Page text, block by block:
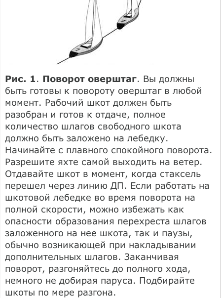
Рис. 1. Поворот оверштаг. Вы должны
быть готовы к повороту оверштаг в любой
момент. Рабочий шкот должен быть
разобран и готов к отдаче, полное
количество шлагов свободного шкота
должно быть заложено на лебедку.
Начинайте с плавного спокойного поворота.
Разрешите яхте самой выходить на ветер.
Отдавайте шкот в момент, когда стаксель
перешел через линию ДП. Если работать на
шкотовой лебедке во время поворота на
полной скорости, можно избежать как
опасности образования перехреста шлагов
заложенного на нее шкота, так и паузы,
обычно возникающей при накладывании
дополнительных шлагов. Заканчивая
поворот, разгоняйтесь до полного хода,
немного не добирая паруса. Подбирайте
шкоты по мере разгона.